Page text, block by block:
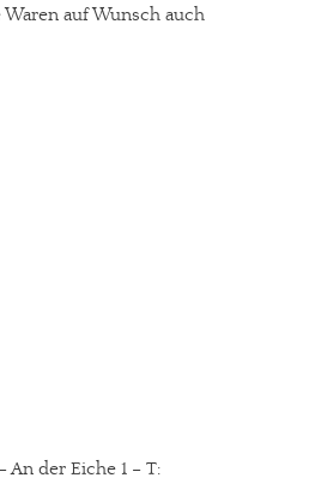
auf Wunsch auch
– An der Eiche 1 – T: